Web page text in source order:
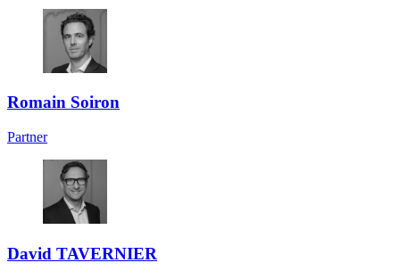
Romain Soiron
Partner
David TAVERNIER